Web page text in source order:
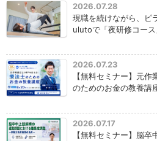
2026.07.28
現職を続けながら、ピ
ulutoで「夜研修コース
2026.07.23
【無料セミナー】元
のためのお金の教養講
2026.07.17
【無料セミナー】脳